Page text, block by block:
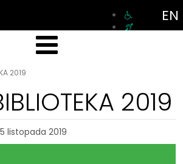
EN
2019
2019
listopada 2019